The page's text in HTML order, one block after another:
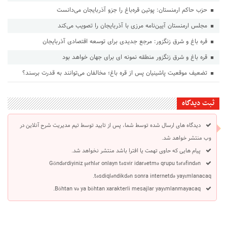
حزب حاکم ارمنستان: پوتین قره‌باغ را جزو آذربایجان می‌دانست
مجلس ارمنستان آیین‌نامه مرزی با آذربایجان را تصویب می‌کند
قره باغ و شرق زنگزور: مرجع جدیدی برای توسعه اقتصادی آذربایجان
قره باغ و شرق زنگزور منطقه نمونه ای برای جهان خواهد بود
تضعیف موقعیت پاشینیان پس از قره باغ؛ مخالفان می‌توانند به قدرت برسند؟
ثبت دیدگاه
دیدگاه های ارسال شده توسط شما، پس از تایید توسط تیم مدیریت شرح آنلاین در
وب منتشر خواهد شد.
پیام هایی که حاوی تهمت یا افترا باشد منتشر نخواهد شد.
Göndərdiyiniz şərhlər onlayn təsvir idarəetmə qrupu tərəfindən
təsdiqləndikdən sonra internetdə yayımlanacaq.
Böhtan və ya böhtan xarakterli mesajlar yayımlanmayacaq.